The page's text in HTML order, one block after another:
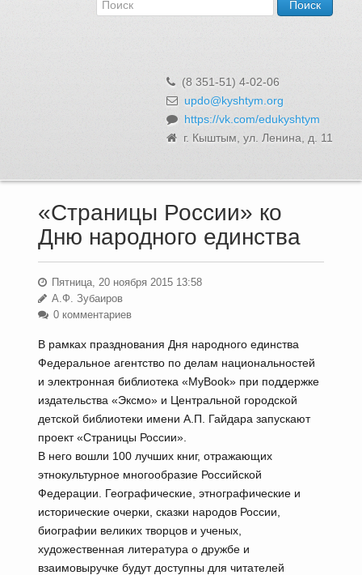
(8 351-51) 4-02-06
updo@kyshtym.org
https://vk.com/edukyshtym
г. Кыштым, ул. Ленина, д. 11
Об Управлении
Муниципальная служба и вакансии
Информационные системы, реестры и банки данных
Закупки для муниципальных нужд
Использование бюджетных средств
«Страницы России» ко
Дню народного единства
Пятница, 20 ноября 2015 13:58
А.Ф. Зубаиров
0 комментариев
В рамках празднования Дня народного единства
Федеральное агентство по делам национальностей
и электронная библиотека «MyBook» при поддержке
издательства «Эксмо» и Центральной городской
детской библиотеки имени А.П. Гайдара запускают
проект «Страницы России».
В него вошли 100 лучших книг, отражающих
этнокультурное многообразие Российской
Федерации. Географические, этнографические и
исторические очерки, сказки народов России,
биографии великих творцов и ученых,
художественная литература о дружбе и
взаимовыручке будут доступны для читателей